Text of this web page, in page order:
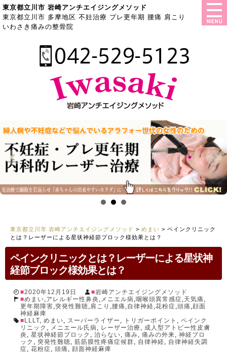
東京都立川市 岩崎アンチエイジングメソッド
東京都立川市 多摩地区 不妊治療 プレ更年期 腰痛 肩こり
いわさき痛みの整骨院
東京都立川市 岩崎アンチエイジングメソッド > めまい > ペインクリニック
とは？レーザーによる星状神経節ブロック様効果とは？
ペインクリニックとは？レーザーによる星状神
経節ブロック様効果とは？
2020年12月19日
岩崎アンチエイジングメソッド
めまい,アレルギー性鼻炎 , メニエル病,咽喉頭異常感症,天気痛 ,
更年期障害,突発性難聴,肩こり , 腰痛 ,自律神経,花粉症,頭痛 ,顔面
神経麻痺
LLLT, めまい, スーパーライザー , トリガーポイント , ペインク
リニック , メニエール氏病, レーザー治療, 成人型アトピー性皮膚
炎 , 星状神経節ブロック , 治らない, 痛み, 痛みの外来, 神経ブロ
ック , 突発性難聴, 筋筋膜性疼痛症候群, 自律神経, 自律神経失調
症, 花粉症, 頭痛 , 顔面神経麻痺